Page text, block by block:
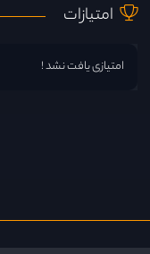
امتیازات
امتیازی یافت نشد !